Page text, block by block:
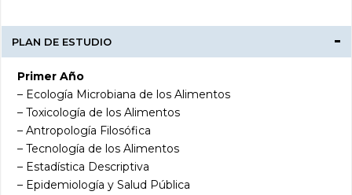
PLAN DE ESTUDIO
Primer Año
– Ecología Microbiana de los Alimentos
– Toxicología de los Alimentos
– Antropología Filosófica
– Tecnología de los Alimentos
– Estadística Descriptiva
– Epidemiología y Salud Pública